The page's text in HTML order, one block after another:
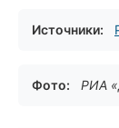
Источники:
Фото: РИА